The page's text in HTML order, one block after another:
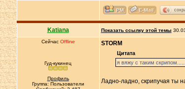
Katiana Показать ссылку этой темы
Сейчас Offline
Гуд-кукинец
Профиль
Группа: Пользователи
STORM
Цитата
я вяжу с таким
Ладно-ладно, скрипучая ты